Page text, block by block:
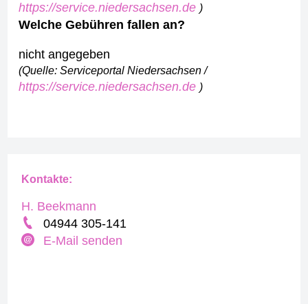
https://service.niedersachsen.de )
Welche Gebühren fallen an?
nicht angegeben
(Quelle: Serviceportal Niedersachsen /
https://service.niedersachsen.de )
Kontakte:
H. Beekmann
04944 305-141
E-Mail senden